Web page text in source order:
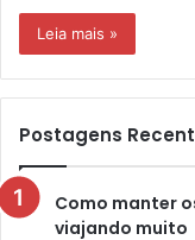
Leia mais »
Postagens
Como manter
viajando muito